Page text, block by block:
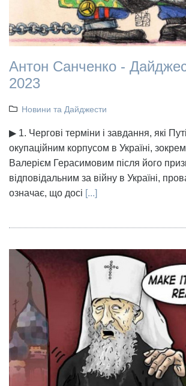
Антон Санченко -
2023
Новини та Дайджести
▶ 1. Чергові терміни і завдання, які
окупаційним корпусом в Україні,
Валерієм Герасимовим після його
відповідальним за війну в Україні,
означає, що досі [...]